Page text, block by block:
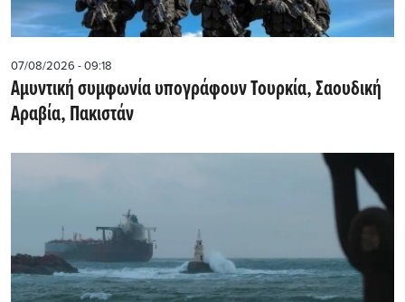
07/08/2026 - 09:18
Αμυντική συμφωνία υπογράφουν Τουρκία, Σαουδική
Αραβία, Πακιστάν